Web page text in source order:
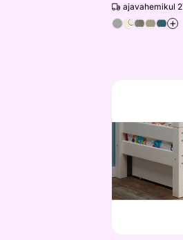
ajavahemikul
+